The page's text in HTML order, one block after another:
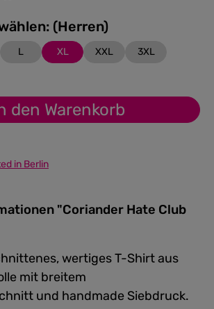
Bitte Größe wählen: (Herren)
L XL XXL
3XL
den Warenkorb
"Coriander Hate Club
wertiges T-Shirt aus
mit breitem
und handmade Siebdruck.